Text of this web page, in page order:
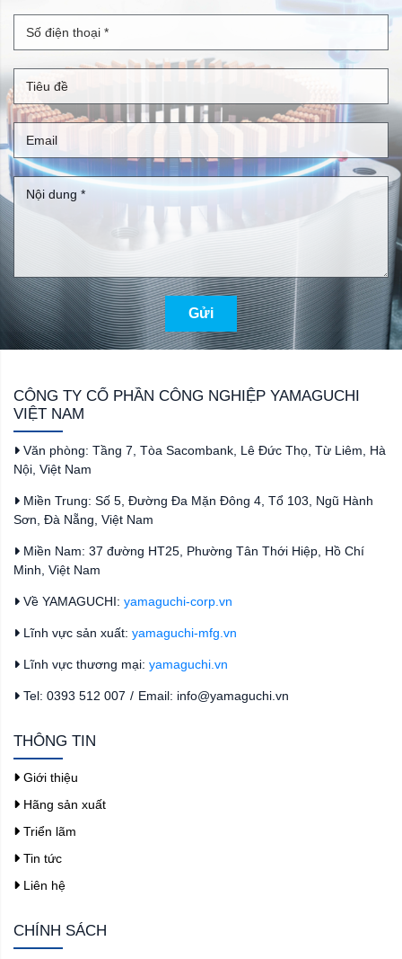
Gửi
CÔNG TY CỔ PHẦN CÔNG NGHIỆP YAMAGUCHI
VIỆT NAM
Văn phòng: Tầng 7, Tòa Sacombank, Lê Đức Thọ, Từ Liêm, Hà
Nội, Việt Nam
Miền Trung: Số 5, Đường Đa Mặn Đông 4, Tổ 103, Ngũ Hành
Sơn, Đà Nẵng, Việt Nam
Miền Nam: 37 đường HT25, Phường Tân Thới Hiệp, Hồ Chí
Minh, Việt Nam
Về YAMAGUCHI: yamaguchi-corp.vn
Lĩnh vực sản xuất: yamaguchi-mfg.vn
Lĩnh vực thương mại: yamaguchi.vn
Tel: 0393 512 007 / Email: info@yamaguchi.vn
THÔNG TIN
Giới thiệu
Hãng sản xuất
Triển lãm
Tin tức
Liên hệ
CHÍNH SÁCH